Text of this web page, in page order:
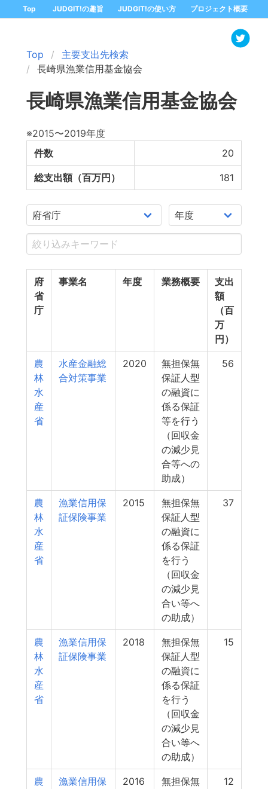
Top JUDGIT!の趣旨 JUDGIT!の使い方 プロジェクト概要
Top
主要支出先検索
長崎県漁業信用基金協会
長崎県漁業信用基金協会
※2015〜2019年度
件数
20
総支出額（百万円） 181
府
省
庁
事業名 年度 業務概要
支出
額
（百
万
円）
農
林
水
産
省
水産金融総
合対策事業
2020
無担保無
保証人型
の融資に
係る保証
等を行う
（回収金
の減少見
合等への
助成）
56
農
林
水
産
省
漁業信用保
証保険事業
2015
無担保無
保証人型
の融資に
係る保証
を行う
（回収金
の減少見
合い等へ
の助成）
37
農
林
水
産
省
漁業信用保
証保険事業
2018
無担保無
保証人型
の融資に
係る保証
を行う
（回収金
の減少見
合い等へ
の助成）
15
農
漁業信用保
2016
無担保無
12